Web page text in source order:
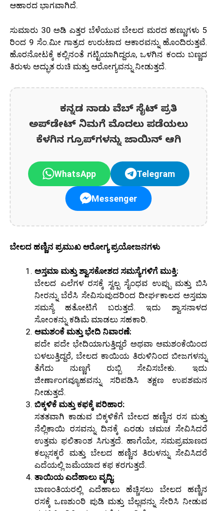
ಆಹಾರದ ಭಾಗವಾಗಿದೆ.
ಸುಮಾರು 30 ಅಡಿ ಎತ್ತರ ಬೆಳೆಯುವ ಬೇಲದ ಮರದ ಹಣ್ಣುಗಳು 5
ರಿಂದ 9 ಸೆಂ.ಮೀ ಗಾತ್ರದ ಉರುಟಾದ ಆಕಾರವನ್ನು ಹೊಂದಿರುತ್ತವೆ.
ಹೊರನೋಟಕ್ಕೆ ಕಲ್ಲಿನಂತೆ ಗಟ್ಟಿಯಾಗಿದ್ದರೂ, ಒಳಗಿನ ಕಂದು ಬಣ್ಣದ
ತಿರುಳು ಅದ್ಭುತ ರುಚಿ ಮತ್ತು ಆರೋಗ್ಯವನ್ನು ನೀಡುತ್ತದೆ.
ಕನ್ನಡ ನಾಡು ವೆಬ್ ಸೈಟ್ ಪ್ರತಿ
ಅಪ್‌ಡೇಟ್‌ ನಿಮಗೆ ಮೊದಲು ಪಡೆಯಲು
ಕೆಳಗಿನ ಗ್ರೂಪ್‌ಗಳನ್ನು ಜಾಯಿನ್ ಆಗಿ
WhatsApp Telegram
Messenger
ಬೇಲದ ಹಣ್ಣಿನ ಪ್ರಮುಖ ಆರೋಗ್ಯ ಪ್ರಯೋಜನಗಳು
ಅಸ್ತಮಾ ಮತ್ತು ಶ್ವಾಸಕೋಶದ ಸಮಸ್ಯೆಗಳಿಗೆ ಮುಕ್ತಿ:
ಬೇಲದ ಎಲೆಗಳ ರಸಕ್ಕೆ ಸ್ವಲ್ಪ ಸೈಂಧವ ಉಪ್ಪು ಮತ್ತು ಬಿಸಿ
ನೀರನ್ನು ಬೆರೆಸಿ ಸೇವಿಸುವುದರಿಂದ ದೀರ್ಘಕಾಲದ ಅಸ್ತಮಾ
ಸಮಸ್ಯೆ ಹತೋಟಿಗೆ ಬರುತ್ತದೆ. ಇದು ಶ್ವಾಸನಾಳದ
ಸೋಂಕನ್ನು ಕಡಿಮೆ ಮಾಡಲು ಸಹಕಾರಿ.
ಆಮಶಂಕೆ ಮತ್ತು ಭೇದಿ ನಿವಾರಣೆ:
ಪದೇ ಪದೇ ಭೇದಿಯಾಗುತ್ತಿದ್ದರೆ ಅಥವಾ ಆಮಶಂಕೆಯಿಂದ
ಬಳಲುತ್ತಿದ್ದರೆ, ಬೇಲದ ಕಾಯಿಯ ತಿರುಳಿನಿಂದ ಬೀಜಗಳನ್ನು
ತೆಗೆದು ನುಣ್ಣಗೆ ರುಬ್ಬಿ ಸೇವಿಸಬೇಕು. ಇದು
ಜೀರ್ಣಾಂಗವ್ಯೂಹವನ್ನು ಸರಿಪಡಿಸಿ ತಕ್ಷಣ ಉಪಶಮನ
ನೀಡುತ್ತದೆ.
ಬಿಕ್ಕಳಿಕೆ ಮತ್ತು ಕಫಕ್ಕೆ ಪರಿಹಾರ:
ಸತತವಾಗಿ ಕಾಡುವ ಬಿಕ್ಕಳಿಕೆಗೆ ಬೇಲದ ಹಣ್ಣಿನ ರಸ ಮತ್ತು
ನೆಲ್ಲಿಕಾಯಿ ರಸವನ್ನು ದಿನಕ್ಕೆ ಎರಡು ಚಮಚ ಸೇವಿಸಿದರೆ
ಉತ್ತಮ ಫಲಿತಾಂಶ ಸಿಗುತ್ತದೆ. ಹಾಗೆಯೇ, ಸಮಪ್ರಮಾಣದ
ಕಲ್ಲುಸಕ್ಕರೆ ಮತ್ತು ಬೇಲದ ಹಣ್ಣಿನ ತಿರುಳನ್ನು ಸೇವಿಸಿದರೆ
ಎದೆಯಲ್ಲಿ ಜಮೆಯಾದ ಕಫ ಕರಗುತ್ತದೆ.
ತಾಯಿಯ ಎದೆಹಾಲು ವೃದ್ಧಿ:
ಬಾಣಂತಿಯರಲ್ಲಿ ಎದೆಹಾಲು ಹೆಚ್ಚಿಸಲು ಬೇಲದ ಹಣ್ಣಿನ
ರಸಕ್ಕೆ ಒಣಶುಂಠಿ ಪುಡಿ ಮತ್ತು ಬೆಲ್ಲವನ್ನು ಸೇರಿಸಿ ನೀಡುವ